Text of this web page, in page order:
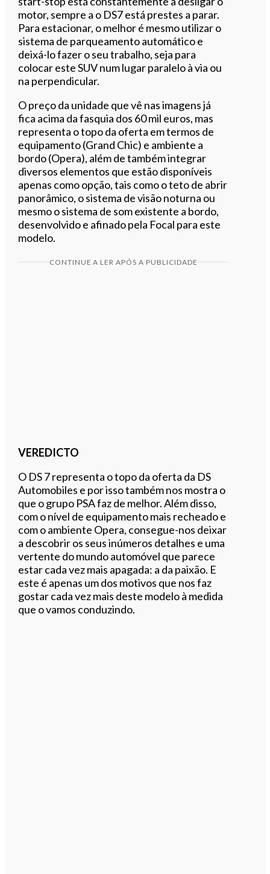
motor, sempre a o DS7 está prestes a parar.
Para estacionar, o melhor é mesmo utilizar o
sistema de parqueamento automático e
deixá-lo fazer o seu trabalho, seja para
colocar este SUV num lugar paralelo à via ou
na perpendicular.
O preço da unidade que vê nas imagens já
fica acima da fasquia dos 60 mil euros, mas
representa o topo da oferta em termos de
equipamento (Grand Chic) e ambiente a
bordo (Opera), além de também integrar
diversos elementos que estão disponíveis
apenas como opção, tais como o teto de abrir
panorâmico, o sistema de visão noturna ou
mesmo o sistema de som existente a bordo,
desenvolvido e afinado pela Focal para este
modelo.
CONTINUE A LER APÓS A PUBLICIDADE
VEREDICTO
O DS 7 representa o topo da oferta da DS
Automobiles e por isso também nos mostra o
que o grupo PSA faz de melhor. Além disso,
com o nível de equipamento mais recheado e
com o ambiente Opera, consegue-nos deixar
a descobrir os seus inúmeros detalhes e uma
vertente do mundo automóvel que parece
estar cada vez mais apagada: a da paixão. E
este é apenas um dos motivos que nos faz
gostar cada vez mais deste modelo à medida
que o vamos conduzindo.